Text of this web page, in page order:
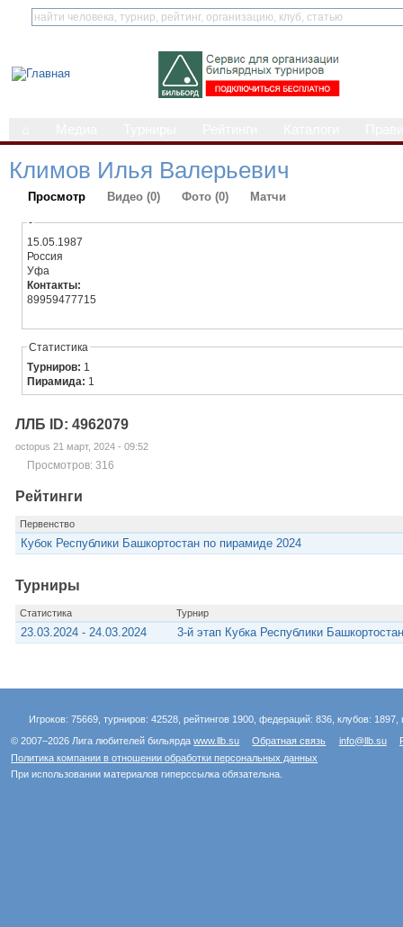
Климов Илья Валерьевич
Просмотр Видео (0) Фото (0) Матчи
-
15.05.1987
Россия
Уфа
Контакты:
89959477715
Статистика
Турниров: 1
Пирамида: 1
ЛЛБ ID: 4962079
octopus 21 март, 2024 - 09:52
Просмотров: 316
Рейтинги
Первенство
Кубок Республики Башкортостан по пирамиде 2024
Турниры
Статистика Турнир
23.03.2024 - 24.03.2024 3-й этап Кубка Республики
Игроков: 75669, турниров: 42528, рейтингов 1900, федераций: 836, клубов:
© 2007–2026 Лига любителей бильярдаwww.llb.su Обратная связь info@llb.su
Политика компании в отношении обработки персональных данных
При использовании материалов гиперссылка обязательна.